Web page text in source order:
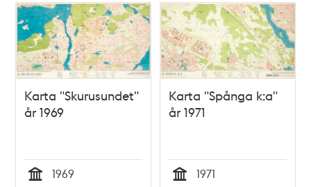
Karta "Skurusundet"
år 1969
1969
Karta "Spånga k:a"
år 1971
1971